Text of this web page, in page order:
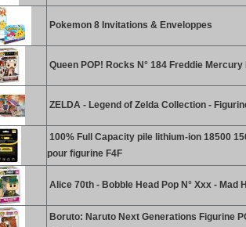
Pokemon 8 Invitations & Enveloppes
Queen POP! Rocks N° 184 Freddie Mercury
ZELDA - Legend of Zelda Collection -
100% Full Capacity pile lithium-ion 18500
pour figurine F4F
Alice 70th - Bobble Head Pop N° Xxx - Mad
Boruto: Naruto Next Generations Figurine